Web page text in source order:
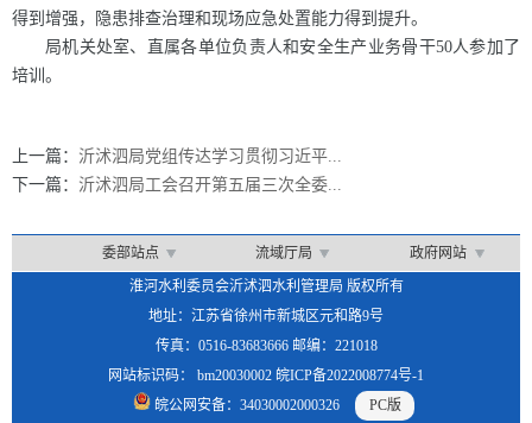
得到增强，隐患排查治理和现场应急处置能力得到提升。
局机关处室、直属各单位负责人和安全生产业务骨干50人参加了
培训。
上一篇： 沂沭泗局党组传达学习贯彻习近平...
下一篇： 沂沭泗局工会召开第五届三次全委...
委部站点 流域厅局
政府网站
淮河水利委员会沂沭泗水利管理局 版权所有
地址：江苏省徐州市新城区元和路9号
传真：0516-83683666 邮编：221018
网站标识码： bm20030002 皖ICP备2022008774号-1
皖公网安备：34030002000326
PC版